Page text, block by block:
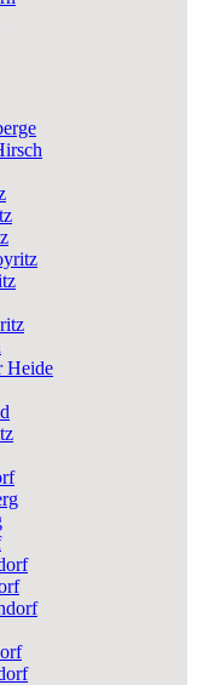
Heide